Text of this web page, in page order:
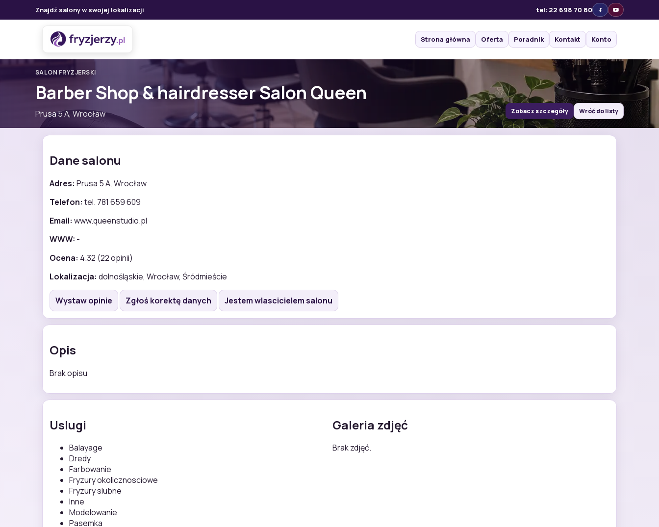
Znajdź salony w swojej lokalizacji tel: 22 698 70 80
Strona główna Oferta Poradnik Kontakt Konto
SALON FRYZJERSKI
Barber Shop & hairdresser Salon Queen
Prusa 5 A, Wrocław Zobacz szczegóły Wróć do listy
Dane salonu
Adres: Prusa 5 A, Wrocław
Telefon: tel. 781 659 609
Email: www.queenstudio.pl
WWW: -
Ocena: 4.32 (22 opinii)
Lokalizacja: dolnośląskie, Wrocław, Śródmieście
Wystaw opinie Zgłoś korektę danych Jestem wlascicielem salonu
Opis
Brak opisu
Uslugi
Balayage
Dredy
Farbowanie
Fryzury okolicznosciowe
Fryzury slubne
Inne
Modelowanie
Pasemka
Galeria zdjęć
Brak zdjęć.